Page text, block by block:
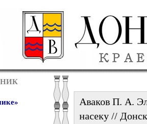
Аваков П. А.
насеку //